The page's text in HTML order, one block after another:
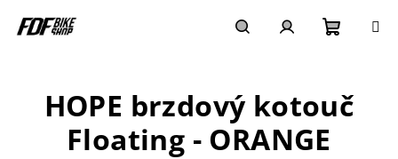
košík
HOPE brzdový kotouč
Floating - ORANGE